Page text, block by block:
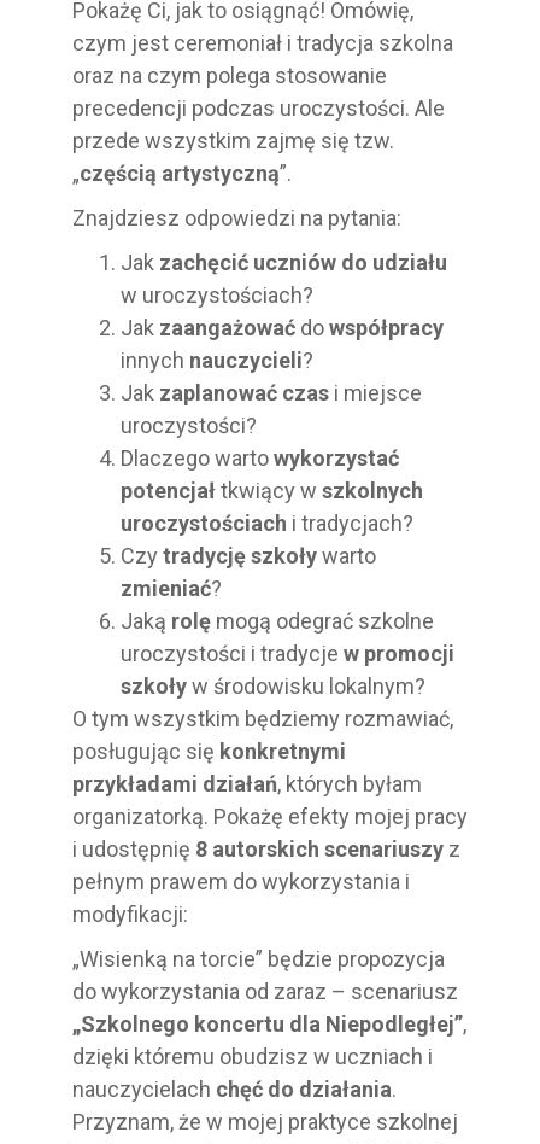
Pokażę Ci, jak to osiągnąć! Omówię,
czym jest ceremoniał i tradycja szkolna
oraz na czym polega stosowanie
precedencji podczas uroczystości. Ale
przede wszystkim zajmę się tzw.
„częścią artystyczną”.
Znajdziesz odpowiedzi na pytania:
Jak zachęcić uczniów do udziału
w uroczystościach?
Jak zaangażować dowspółpracy
innych nauczycieli?
Jak zaplanować czas i miejsce
uroczystości?
Dlaczego wartowykorzystać
potencjałtkwiący w szkolnych
uroczystościach i tradycjach?
Czy tradycję szkoływarto
zmieniać?
Jaką rolę mogą odegrać szkolne
uroczystości i tradycje w promocji
szkoływ środowisku lokalnym?
O tym wszystkim będziemy rozmawiać,
posługując się konkretnymi
przykładami działań, których byłam
organizatorką. Pokażę efekty mojej pracy
i udostępnię 8 autorskich scenariuszy z
pełnym prawem do wykorzystania i
modyfikacji:
„Wisienką na torcie” będzie propozycja
do wykorzystania od zaraz – scenariusz
„Szkolnego koncertu dla Niepodległej”,
dzięki któremu obudzisz w uczniach i
nauczycielach chęć do działania.
Przyznam, że w mojej praktyce szkolnej